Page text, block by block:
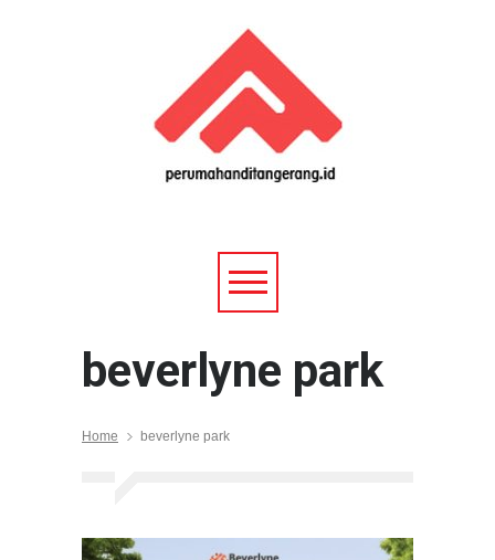
beverlyne park
Home beverlyne park